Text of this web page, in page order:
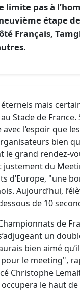
limite pas à
étape
Français,
mais
Stade de
l’espoir que
bien
le grand rendez-
justement du
d’Europe, "une
Aujourd’hui,
de 10
de
un
bien aimé
le meeting",
Christophe
le haut de